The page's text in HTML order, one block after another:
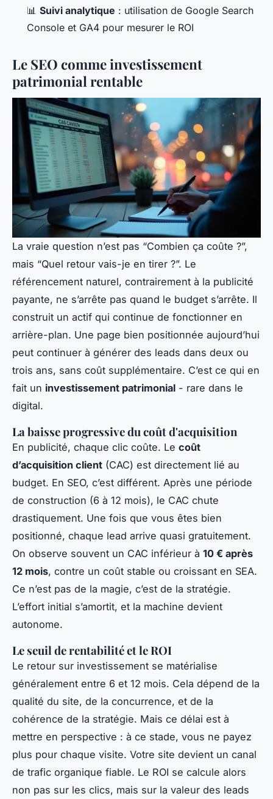
📊 Suivi analytique : utilisation de Google Search
Console et GA4 pour mesurer le ROI
Le SEO comme investissement
patrimonial rentable
La vraie question n’est pas “Combien ça coûte ?”,
mais “Quel retour vais-je en tirer ?”. Le
référencement naturel, contrairement à la publicité
payante, ne s’arrête pas quand le budget s’arrête. Il
construit un actif qui continue de fonctionner en
arrière-plan. Une page bien positionnée aujourd’hui
peut continuer à générer des leads dans deux ou
trois ans, sans coût supplémentaire. C’est ce qui en
fait un investissement patrimonial - rare dans le
digital.
La baisse progressive du coût d'acquisition
En publicité, chaque clic coûte. Le coût
d’acquisition client (CAC) est directement lié au
budget. En SEO, c’est différent. Après une période
de construction (6 à 12 mois), le CAC chute
drastiquement. Une fois que vous êtes bien
positionné, chaque lead arrive quasi gratuitement.
On observe souvent un CAC inférieur à 10 € après
12 mois, contre un coût stable ou croissant en SEA.
Ce n’est pas de la magie, c’est de la stratégie.
L’effort initial s’amortit, et la machine devient
autonome.
Le seuil de rentabilité et le ROI
Le retour sur investissement se matérialise
généralement entre 6 et 12 mois. Cela dépend de la
qualité du site, de la concurrence, et de la
cohérence de la stratégie. Mais ce délai est à
mettre en perspective : à ce stade, vous ne payez
plus pour chaque visite. Votre site devient un canal
de trafic organique fiable. Le ROI se calcule alors
non pas sur les clics, mais sur la valeur des leads